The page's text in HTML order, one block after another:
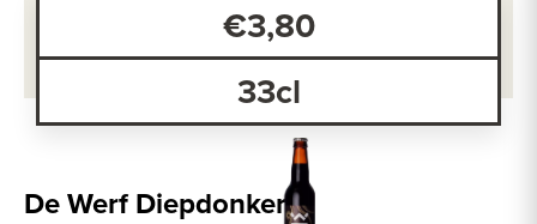
De Werf Diepdonker
€3,80
33cl